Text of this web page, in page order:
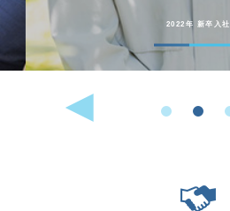
2022年 新卒入社